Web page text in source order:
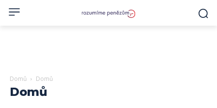
Domů Domů
Domů